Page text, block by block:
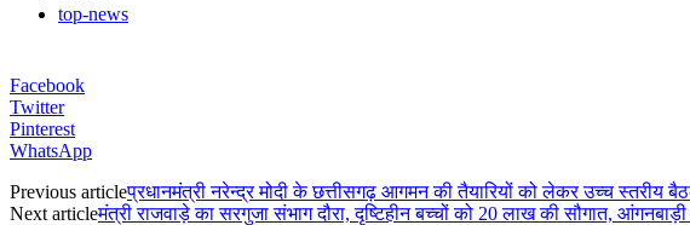
top-news
Facebook
Twitter
Pinterest
WhatsApp
Previous articleप्रधानमंत्री नरेन्द्र मोदी के छत्तीसगढ़ आगमन की तैयारियों को लेकर उच्च स्तरीय
Next articleमंत्री राजवाड़े का सरगुजा संभाग दौरा, दृष्टिहीन बच्चों को 20 लाख की सौगात,